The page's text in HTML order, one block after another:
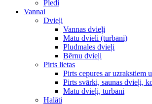
Pledi
Vannai
Dvieļi
Vannas dvieļi
Mātu dvieli (turbāni)
Pludmales dvieļi
Bērnu dvieļi
Pirts lietas
Pirts cepures ar uzrakstiem
Pirts svārki, saunas dvieļi,
Matu dvieļi, turbāni
Halāti